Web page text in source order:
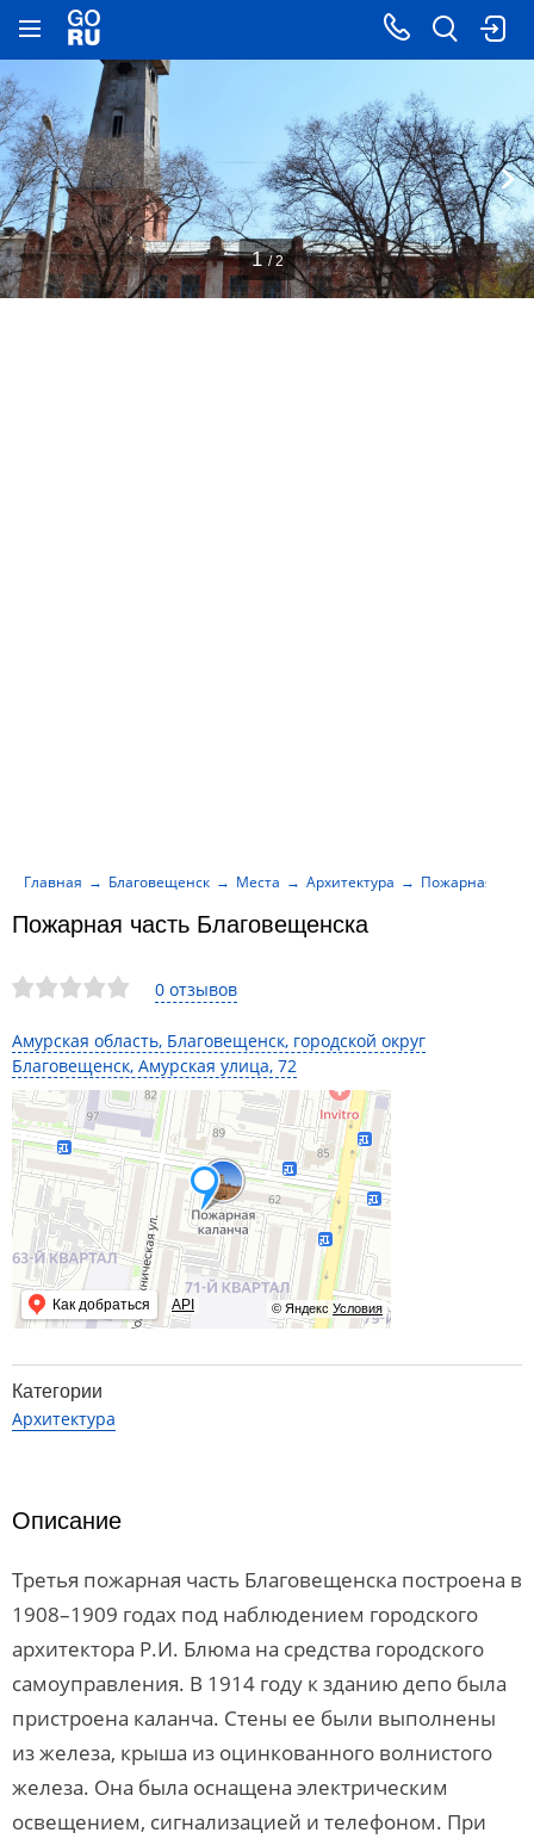
0 отзывов
Амурская область, Благовещенск, городской округ
Благовещенск, Амурская улица, 72
© Яндекс Условия
Как добраться API
Пожарная часть Благовещенска
Главная Благовещенск Места Архитектура Пожарная
1 / 2
Категории
Архитектура
Описание
Третья пожарная часть Благовещенска построена в
1908–1909 годах под наблюдением городского
архитектора Р.И. Блюма на средства городского
самоуправления. В 1914 году к зданию депо была
пристроена каланча. Стены ее были выполнены
из железа, крыша из оцинкованного волнистого
железа. Она была оснащена электрическим
освещением, сигнализацией и телефоном. При